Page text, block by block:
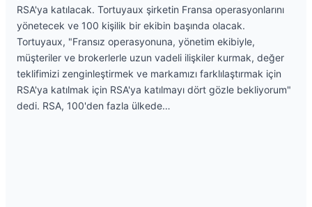
RSA'ya katılacak. Tortuyaux şirketin Fransa operasyonlarını
yönetecek ve 100 kişilik bir ekibin başında olacak.
Tortuyaux, "Fransız operasyonuna, yönetim ekibiyle,
müşteriler ve brokerlerle uzun vadeli ilişkiler kurmak, değer
teklifimizi zenginleştirmek ve markamızı farklılaştırmak için
RSA'ya katılmak için RSA'ya katılmayı dört gözle bekliyorum"
dedi. RSA, 100'den fazla ülkede…